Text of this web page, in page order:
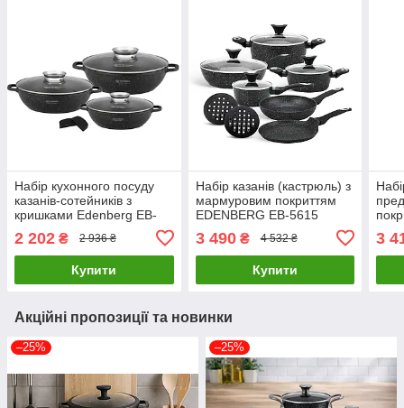
Набір кухонного посуду
казанів-сотейників з
кришками Edenberg EB-
мармурове покриття
2 202 ₴ 2 936 ₴
Купити
Набір казанів (кастрюль) з
мармуровим покриттям
EDENBERG EB-5615
Набір кухонного посуду 12
предметів
3 490₴ 4 532 ₴
Купити
3
Акційні пропозиції та новинки
–25% –25%